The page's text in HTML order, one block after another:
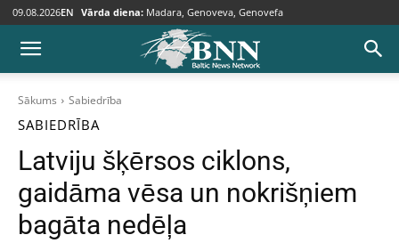
09.08.2026EN Vārda diena: Madara, Genoveva, Genovefa
Sākums Sabiedrība
SABIEDRĪBA
Latviju šķērsos ciklons,
gaidāma vēsa un nokrišņiem
bagāta nedēļa